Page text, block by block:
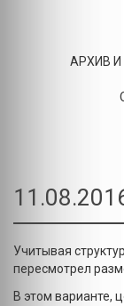
АРХИВ И
Учитывая
пересмотрел
В этом варианте,